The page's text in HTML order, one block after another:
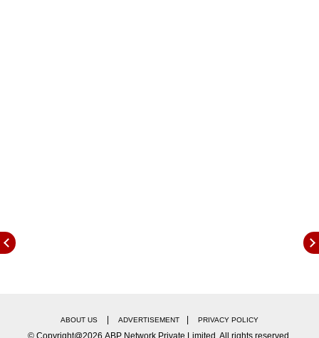
ABOUT US ADVERTISEMENT PRIVACY POLICY
© Copyright@2026.ABP Network Private Limited. All rights reserved.